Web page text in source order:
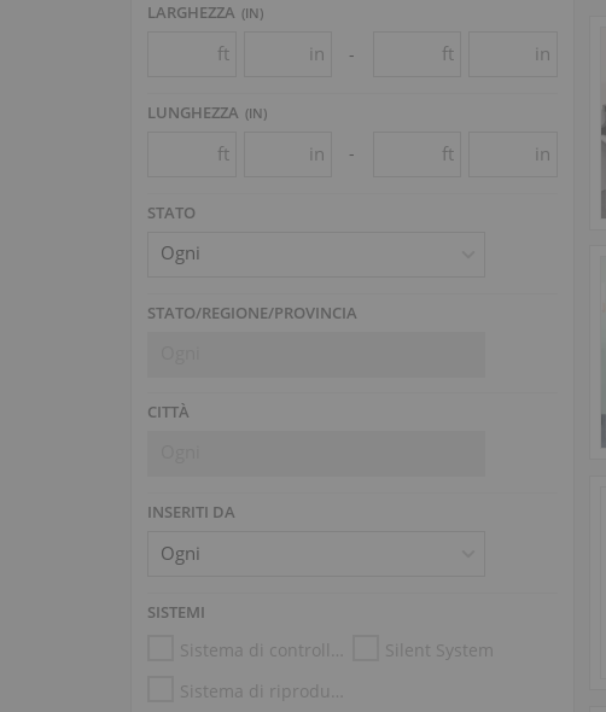
LARGHEZZA (IN)
ft in - ft in
LUNGHEZZA (IN)
ft in - ft in
STATO
Ogni
STATO/REGIONE/PROVINCIA
CITTÀ
INSERITI DA
SISTEMI
Sistema di controllo dell’umidità
Silent System
Sistema di riproduzione (es. Disklavier, PianoDisc)